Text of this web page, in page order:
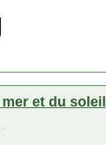
et du soleil